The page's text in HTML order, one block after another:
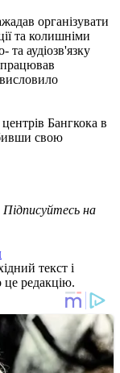
організувати
та колишніми
та аудіозв'язку
Бангкока в
свою
Підписуйтесь на
текст і
редакцію.